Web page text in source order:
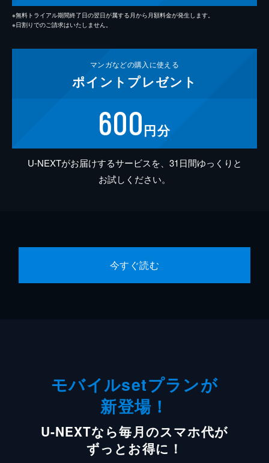
※無料トライアル期間終了日の翌日が属する月から月額料金が発生します。
※日割りでのご請求はいたしません。
マンガなどの購入に使える
ポイント プレゼント
600円分
U-NEXTがお届けするサービスを、31日間ゆっくりと
お試しください。
今すぐ読む
モバイルsetプランが
新登場！
U-NEXTなら毎月のスマホ代が
ずっとお得に！